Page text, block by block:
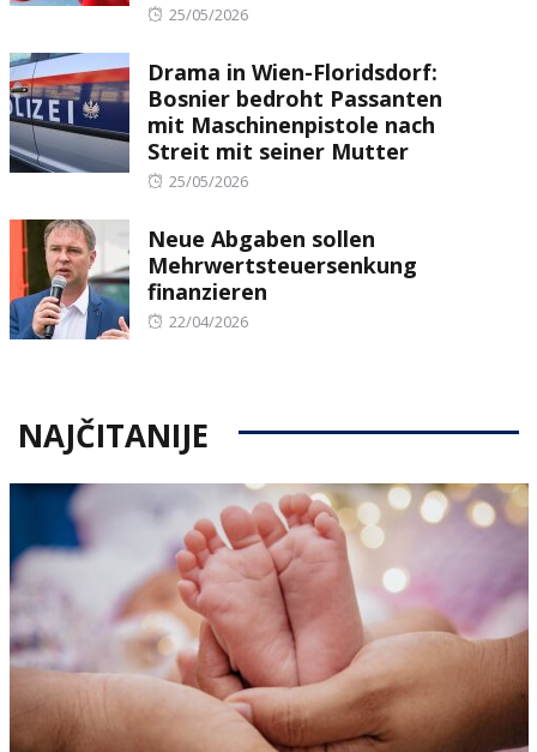
Posted
25/05/2026
Drama in Wien-Floridsdorf:
Bosnier bedroht Passanten
mit Maschinenpistole nach
Streit mit seiner Mutter
Posted
25/05/2026
Neue Abgaben sollen
Mehrwertsteuersenkung
finanzieren
Posted
22/04/2026
NAJČITANIJE